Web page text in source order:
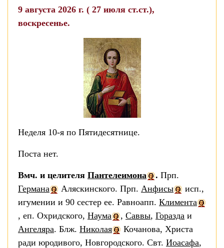
9 августа 2026 г. ( 27 июля ст.ст.),
воскресенье.
Неделя 10-я по Пятидесятнице.
Поста нет.
Вмч. и целителя Пантелеимона . Прп.
Германа
Аляскинского. Прп. Анфисы
исп.,
игумении и 90 сестер ее. Равноапп. Климента
, еп. Охридского, Наума , Саввы, Горазда и
Ангеляра. Блж. Николая
Кочанова, Христа
ради юродивого, Новгородского. Свт. Иоасафа,